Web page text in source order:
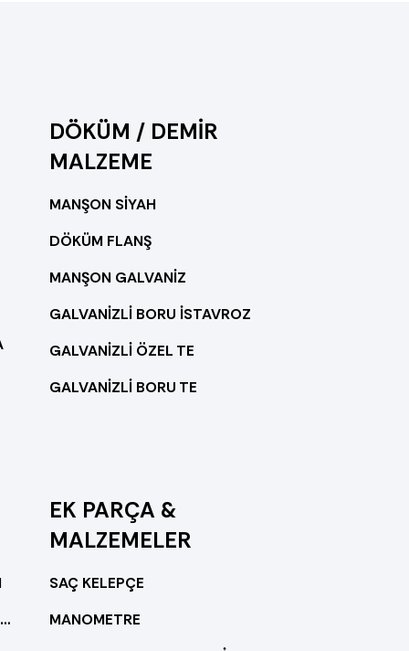
DÖKÜM / DEMİR
MALZEME
MANŞON SİYAH
DÖKÜM FLANŞ
MANŞON GALVANİZ
GALVANİZLİ BORU İSTAVROZ
GALVANİZLİ ÖZEL TE
GALVANİZLİ BORU TE
YUVARLAK DAMLA SULAMA BORULARI
EK PARÇA &
MALZEMELER
SAÇ KELEPÇE
MANOMETRE